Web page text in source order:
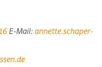
E-Mail: annette.schaper-